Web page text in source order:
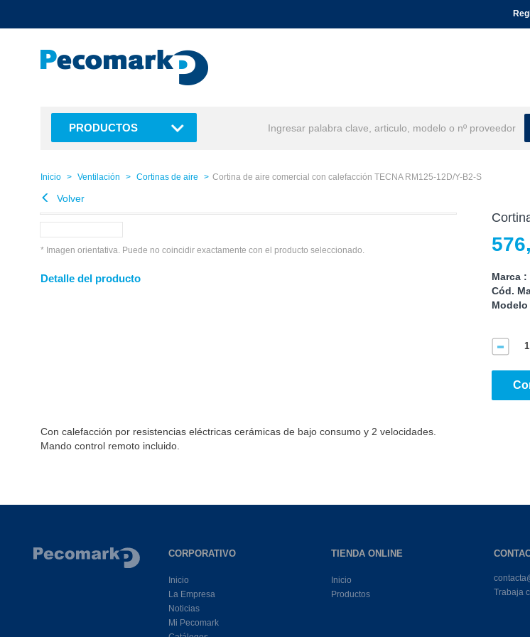
PRODUCTOS
Inicio Ventilación Cortinas de aire Cortina de aire comercial con calefacción TECNA RM125-12D/Y-B2-S
Volver
* Imagen orientativa. Puede no coincidir exactamente con el producto seleccionado.
Detalle del producto Marca :
Cód.
Modelo
Con calefacción por resistencias eléctricas cerámicas de bajo consumo y 2 velocidades.
Mando control remoto incluido.
CORPORATIVO
Inicio
La Empresa
Noticias
Mi Pecomark
TIENDA ONLINE
Inicio
Productos
Trabaja